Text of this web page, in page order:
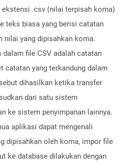
ekstensi .csv (nilai terpisah koma)
teks biasa yang berisi catatan
nilai yang dipisahkan koma.
dalam file CSV adalah catatan
catatan yang terkandung dalam
dihasilkan ketika transfer
dari satu sistem
ke sistem penyimpanan lainnya.
aplikasi dapat mengenali
dipisahkan oleh koma, impor file
ke database dilakukan dengan